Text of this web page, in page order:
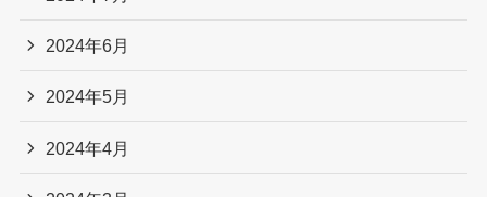
2024年6月
2024年5月
2024年4月